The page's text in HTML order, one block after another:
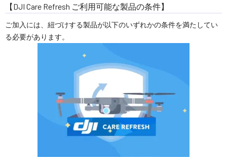
【DJI Care Refresh ご利用可能な製品の条件】
ご加入には、紐づけする製品が以下のいずれかの条件を満たしてい
る必要があります。